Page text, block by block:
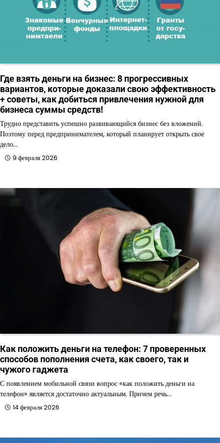
Где взять деньги на бизнес: 8 прогрессивных
вариантов, которые доказали свою эффективность
+ советы, как добиться привлечения нужной для
бизнеса суммы средств!
Трудно представить успешно развивающийся бизнес без вложений.
Поэтому перед предпринимателем, который планирует открыть свое
дело…
9 февраля 2026
Как положить деньги на телефон: 7 проверенных
способов пополнения счета, как своего, так и
чужого гаджета
С появлением мобильной связи вопрос «как положить деньги на
телефон» является достаточно актуальным. Причем речь…
14 февраля 2026